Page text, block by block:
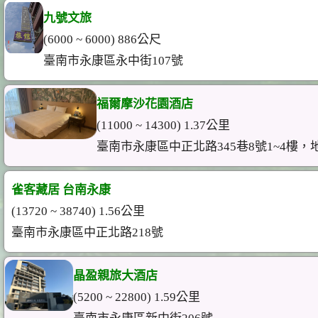
九號文旅
(6000 ~ 6000) 886公尺
臺南市永康區永中街107號
福爾摩沙花園酒店
(11000 ~ 14300) 1.37公里
臺南市永康區中正北路345巷8號1~4樓，
雀客藏居 台南永康
(13720 ~ 38740) 1.56公里
臺南市永康區中正北路218號
晶盈親旅大酒店
(5200 ~ 22800) 1.59公里